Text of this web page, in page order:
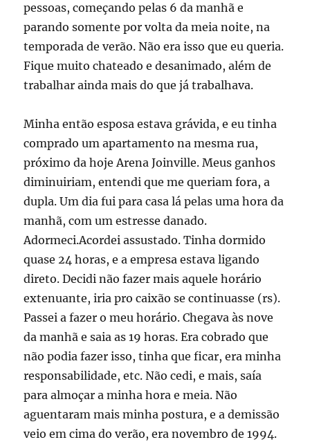
pessoas, começando pelas 6 da manhã e
parando somente por volta da meia noite, na
temporada de verão. Não era isso que eu queria.
Fique muito chateado e desanimado, além de
trabalhar ainda mais do que já trabalhava.
Minha então esposa estava grávida, e eu tinha
comprado um apartamento na mesma rua,
próximo da hoje Arena Joinville. Meus ganhos
diminuiriam, entendi que me queriam fora, a
dupla. Um dia fui para casa lá pelas uma hora da
manhã, com um estresse danado.
Adormeci.Acordei assustado. Tinha dormido
quase 24 horas, e a empresa estava ligando
direto. Decidi não fazer mais aquele horário
extenuante, iria pro caixão se continuasse (rs).
Passei a fazer o meu horário. Chegava às nove
da manhã e saia as 19 horas. Era cobrado que
não podia fazer isso, tinha que ficar, era minha
responsabilidade, etc. Não cedi, e mais, saía
para almoçar a minha hora e meia. Não
aguentaram mais minha postura, e a demissão
veio em cima do verão, era novembro de 1994.